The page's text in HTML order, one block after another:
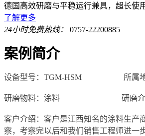
德国高效研磨与平稳运行兼具，超长使
了解更多
24小时免费热线：
0757-22200885
案例简介
设备型号：TGM-HSM 所
研磨物料：涂料 研磨介质粒径
客户介绍：客户是江西知名的涂料生产
察，考察完以后和我们销售工程师进一